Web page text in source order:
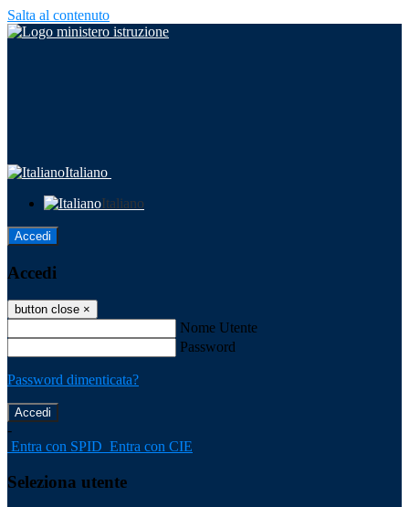
Salta al contenuto
Italiano
Italiano
Accedi
Accedi
button close ×
Nome Utente
Password
Password dimenticata?
-
Entra con SPID Entra con CIE
Seleziona utente